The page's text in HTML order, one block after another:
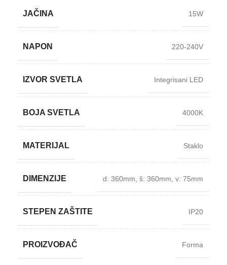
JAČINA 15W
NAPON 220-240V
IZVOR SVETLA Integrisani LED
BOJA SVETLA 4000K
MATERIJAL Staklo
DIMENZIJE d: 360mm š: 360mm v: 75mm
STEPEN ZAŠTITE IP20
PROIZVOĐAČ Forma